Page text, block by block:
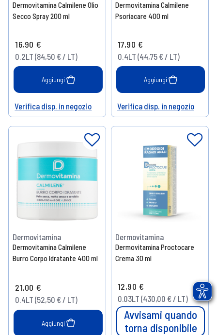
Dermovitamina Calmilene Olio
Secco Spray 200 ml
16,90 €
0.2LT (84,50 € / LT)
Aggiungi
Help
Verifica disp. in negozio
Dermovitamina Calmilene
Psoriacare 400 ml
17,90 €
0.4LT (44,75 € / LT)
Aggiungi
Help
Verifica disp. in negozio
Dermovitamina
Dermovitamina Calmilene
Burro Corpo Idratante 400 ml
21,00 €
0.4LT (52,50 € / LT)
Aggiungi
Dermovitamina
Dermovitamina Proctocare
Crema 30 ml
12,90 €
0.03LT (430,00 € / LT)
Avvisami quando
torna disponibile